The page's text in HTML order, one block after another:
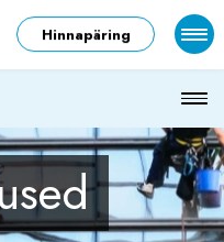
Hinnapäring